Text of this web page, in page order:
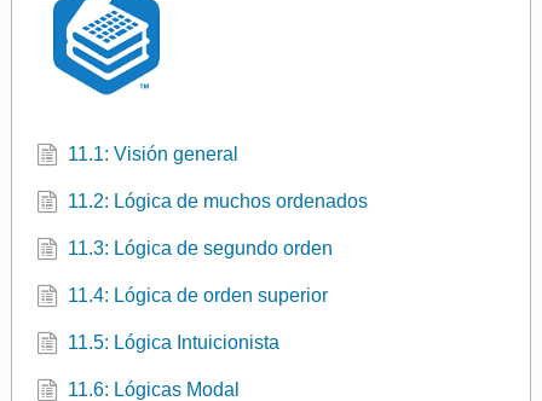
11.1: Visión general
11.2: Lógica de muchos ordenados
11.3: Lógica de segundo orden
11.4: Lógica de orden superior
11.5: Lógica Intuicionista
11.6: Lógicas Modal